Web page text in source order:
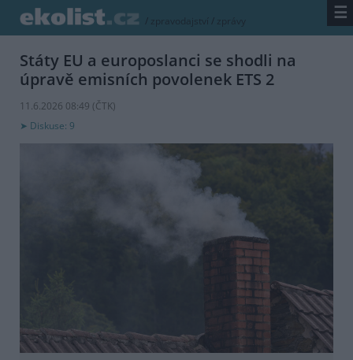
/ zpravodajství / zprávy ☰
Státy EU a europoslanci se shodli na
úpravě emisních povolenek ETS 2
11.6.2026 08:49 (ČTK)
Diskuse: 9